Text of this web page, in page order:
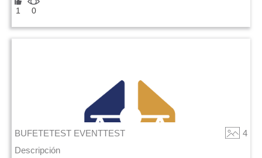
1 0
BUFETETEST EVENTTEST
4
Descripción